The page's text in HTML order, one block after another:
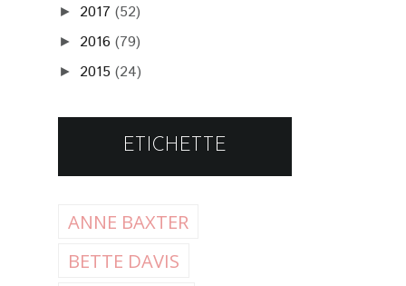
► 2017 (52)
► 2016 (79)
► 2015 (24)
ETICHETTE
ANNE BAXTER
BETTE DAVIS